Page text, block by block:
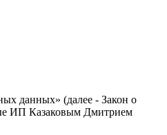
данных» (далее - Закон о
ИП Казаковым Дмитрием